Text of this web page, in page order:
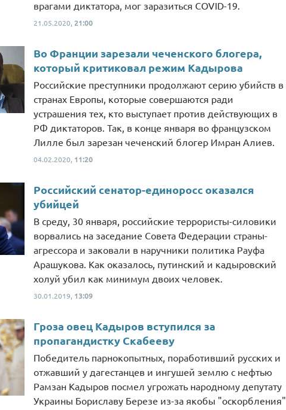
врагами диктатора, мог заразиться COVID-19.
21.05.2020, 21:00
Во Франции зарезали чеченского блогера,
который критиковал режим Кадырова
Российские преступники продолжают серию убийств в
странах Европы, которые совершаются ради
устрашения тех, кто выступает против действующих в
РФ диктаторов. Так, в конце января во французском
Лилле был зарезан чеченский блогер Имран Алиев.
04.02.2020, 11:20
Российский сенатор-единоросс оказался
убийцей
В среду, 30 января, российские террористы-силовики
ворвались на заседание Совета Федерации страны-
агрессора и заковали в наручники политика Рауфа
Арашукова. Как оказалось, путинский и кадыровский
холуй убил как минимум двоих человек.
30.01.2019, 13:09
Гроза овец Кадыров вступился за
пропагандистку Скабееву
Победитель парнокопытных, поработивший русских и
отжавший у дагестанцев и ингушей землю с нефтью
Рамзан Кадыров посмел угрожать народному депутату
Украины Бориславу Березе из-за якобы "оскорбления"